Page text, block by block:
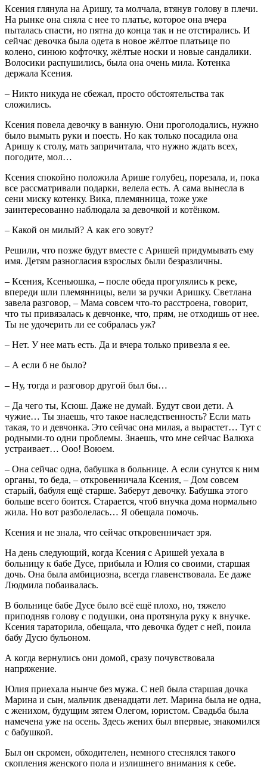
Ксения глянула на Аришу, та молчала, втянув голову в плечи.
На рынке она сняла с нее то платье, которое она вчера
пыталась спасти, но пятна до конца так и не отстирались. И
сейчас девочка была одета в новое жёлтое платьице по
колено, синюю кофточку, жёлтые носки и новые сандалики.
Волосики распушились, была она очень мила. Котенка
держала Ксения.
– Никто никуда не сбежал, просто обстоятельства так
сложились.
Ксения повела девочку в ванную. Они проголодались, нужно
было вымыть руки и поесть. Но как только посадила она
Аришу к столу, мать запричитала, что нужно ждать всех,
погодите, мол…
Ксения спокойно положила Арише голубец, порезала, и, пока
все рассматривали подарки, велела есть. А сама вынесла в
сени миску котенку. Вика, племянница, тоже уже
заинтересованно наблюдала за девочкой и котёнком.
– Какой он милый? А как его зовут?
Решили, что позже будут вместе с Аришей придумывать ему
имя. Детям разногласия взрослых были безразличны.
– Ксения, Ксеньюшка, – после обеда прогулялись к реке,
впереди шли племянницы, вели за ручки Аришку. Светлана
завела разговор, – Мама совсем что-то расстроена, говорит,
что ты привязалась к девчонке, что, прям, не отходишь от нее.
Ты не удочерить ли ее собралась уж?
– Нет. У нее мать есть. Да и вчера только привезла я ее.
– А если б не было?
– Ну, тогда и разговор другой был бы…
– Да чего ты, Ксюш. Даже не думай. Будут свои дети. А
чужие… Ты знаешь, что такое наследственность? Если мать
такая, то и девчонка. Это сейчас она милая, а вырастет… Тут с
родными-то одни проблемы. Знаешь, что мне сейчас Валюха
устраивает… Ооо! Воюем.
– Она сейчас одна, бабушка в больнице. А если сунутся к ним
органы, то беда, – откровенничала Ксения, – Дом совсем
старый, бабуля ещё старше. Заберут девочку. Бабушка этого
больше всего боится. Старается, чтоб внучка дома нормально
жила. Но вот разболелась… Я обещала помочь.
Ксения и не знала, что сейчас откровенничает зря.
На день следующий, когда Ксения с Аришей уехала в
больницу к бабе Дусе, прибыла и Юлия со своими, старшая
дочь. Она была амбициозна, всегда главенствовала. Ее даже
Людмила побаивалась.
В больнице бабе Дусе было всё ещё плохо, но, тяжело
приподняв голову с подушки, она протянула руку к внучке.
Ксения тараторила, обещала, что девочка будет с ней, поила
бабу Дусю бульоном.
А когда вернулись они домой, сразу почувствовала
напряжение.
Юлия приехала нынче без мужа. С ней была старшая дочка
Марина и сын, мальчик двенадцати лет. Марина была не одна,
с женихом, будущим зятем Олегом, юристом. Свадьба была
намечена уже на осень. Здесь жених был впервые, знакомился
с бабушкой.
Был он скромен, обходителен, немного стеснялся такого
скопления женского пола и излишнего внимания к себе.